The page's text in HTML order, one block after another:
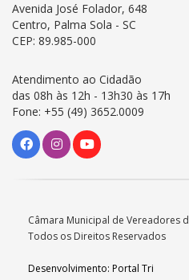
Avenida José Folador, 648
Centro, Palma Sola - SC
CEP: 89.985-000
Atendimento ao Cidadão
das 08h às 12h - 13h30 às 17h
Fone: +55 (49) 3652.0009
Câmara Municipal de Vereadores
Todos os Direitos Reservados
Desenvolvimento: Portal Tri